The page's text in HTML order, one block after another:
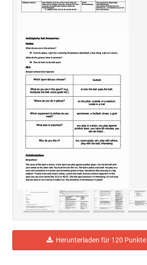
Herunterladen für 120 Punkte